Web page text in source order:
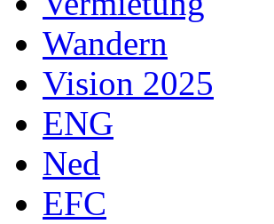
Wandern
Vision 2025
ENG
Ned
EFC